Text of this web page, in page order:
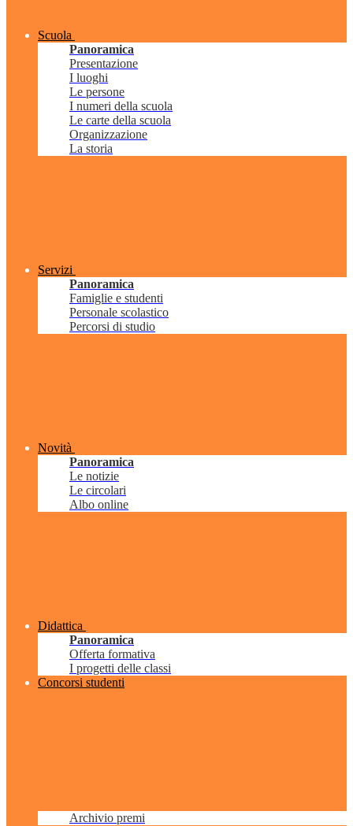
Scuola
Panoramica
Presentazione
I luoghi
Le persone
I numeri della scuola
Le carte della scuola
Organizzazione
La storia
Servizi
Panoramica
Famiglie e studenti
Personale scolastico
Percorsi di studio
Novità
Panoramica
Le notizie
Le circolari
Albo online
Didattica
Panoramica
Offerta formativa
I progetti delle classi
Concorsi studenti
Archivio premi